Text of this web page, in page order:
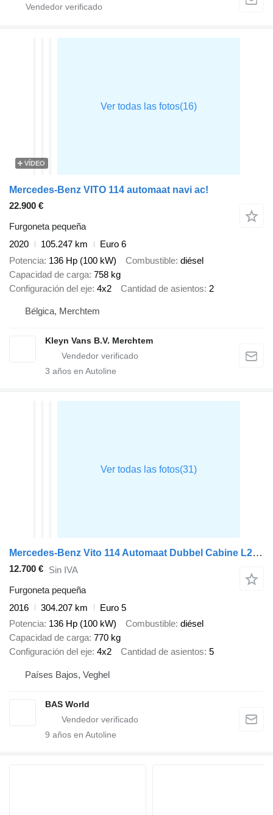
VÍDEO
Mercedes-Benz VITO 114 automaat navi ac!
22.900 €
Furgoneta pequeña
2020
105.247 km
Euro 6
Potencia 136 Hp (100 kW) Combustible diésel
Capacidad de carga 758 kg
Configuración del eje 4x2 Cantidad de asientos 2
Bélgica, Merchtem
Kleyn Vans B.V. Merchtem
3 años en Autoline
Mercedes-Benz Vito 114 Automaat Dubbel Cabine L2H1 Trekhaak Airco Cruise Parke
12.700 € Sin IVA
Furgoneta pequeña
2016
304.207 km
Euro 5
Potencia 136 Hp (100 kW) Combustible diésel
Capacidad de carga 770 kg
Configuración del eje 4x2 Cantidad de asientos 5
Países Bajos, Veghel
BAS World
9 años en Autoline